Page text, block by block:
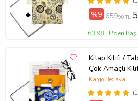
%9 659,90 TL
63,98 TL'den
Kitap Kılıfı /
Çok Amaçlı Kılıf (Yıldızlı Gece ,
Gogh)
Kargo Bedava